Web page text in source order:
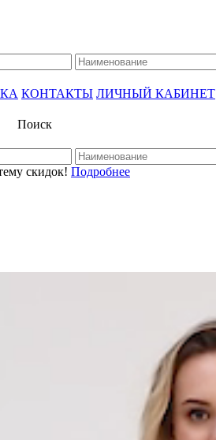
КОНТАКТЫ ЛИЧНЫЙ КАБИНЕТ
Поиск
скидок! Подробнее